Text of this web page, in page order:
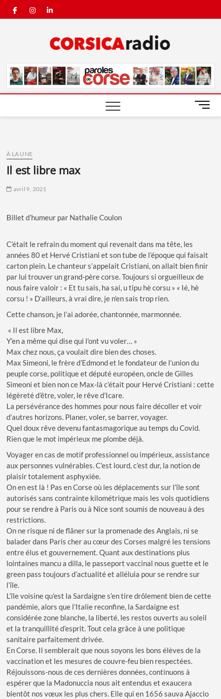
facebookinstagram
linkedin
Radio
M
e
À LA UNE
il est libre max
avril 9, 2021
Billet d’humeur par Nathalie Coulon
C’était le refrain du moment qui revenait dans ma tête, les
années 80 et Hervé Cristiani et son tube de l’époque qui faisait
carton plein. Le chanteur s’appelait Cristiani, on allait bien finir
par lui trouver un grand-père corse. Toujours si orgueilleux de
nous faire valoir : « Et tu sais, ha sai, u tipu hè corsu » « Ié, hè
corsu ! » D’ailleurs, à vrai dire, je n’en sais trop rien.
Cette chanson, je l’ai adorée, chantonnée, marmonnée.
« Il est libre Max,
Y’en a même qui dise qui l’ont vu voler… »
Max chez nous, ça voulait dire bien des choses.
Max Simeoni, le frère d’Edmond et le fondateur de l’union du
peuple corse, politique et député européen, oncle de Gilles
Simeoni et bien non ce Max-là c’était pour Hervé Cristiani : cette
légèreté d’être, voler, le rêve d’Icare.
La persévérance des hommes pour nous faire décoller et voir
d’autres horizons. Planer, voler, se barrer, voyager.
Quel doux rêve devenu fantasmagorique au temps du Covid.
Rien que le mot impérieux me plombe déjà.
Voyager en cas de motif professionnel ou impérieux, assistance
aux personnes vulnérables. C’est lourd, c’est dur, la notion de
plaisir totalement asphyxiée.
On en est là ! Pas en Corse où les déplacements sur l’île sont
autorisés sans contrainte kilométrique mais les vols quotidiens
pour se rendre à Paris ou à Nice sont soumis de nouveau à des
restrictions.
On ne risque ni de flâner sur la promenade des Anglais, ni se
balader dans Paris cher au cœur des Corses malgré les tensions
entre élus et gouvernement. Quant aux destinations plus
lointaines mancu a dilla, le passeport vaccinal nous guette et le
green pass toujours d’actualité et alléluia pour se rendre sur
l’île.
L’île voisine qu’est la Sardaigne s’en tire drôlement bien de cette
pandémie, alors que l’Italie reconfine, la Sardaigne est
considérée zone blanche, la liberté, les restos ouverts au soleil
et la tranquillité d’esprit. Tout cela grâce à une politique
sanitaire parfaitement drivée.
En Corse. Il semblerait que nous soyons les bons élèves de la
vaccination et les mesures de couvre-feu bien respectées.
Réjouissons-nous de ces dernières données, continuons à
espérer que la Madonuccia nous ait entendus et exaucera
bientôt nos vœux les plus chers. Elle qui en 1656 sauva Ajaccio